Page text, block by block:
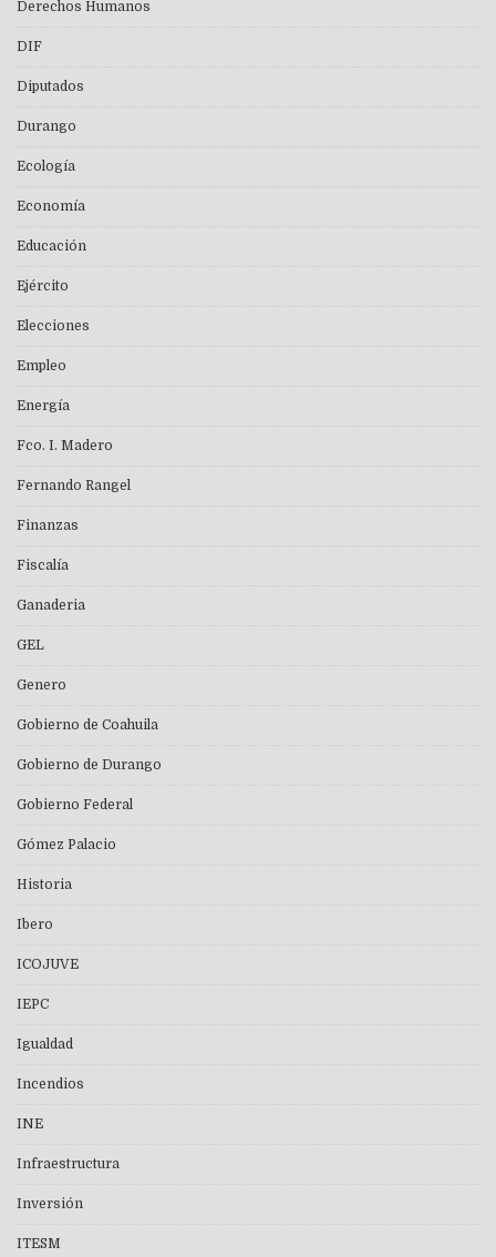
Derechos Humanos
DIF
Diputados
Durango
Ecología
Economía
Educación
Ejército
Elecciones
Empleo
Energía
Fco. I. Madero
Fernando Rangel
Finanzas
Fiscalía
Ganaderia
GEL
Genero
Gobierno de Coahuila
Gobierno de Durango
Gobierno Federal
Gómez Palacio
Historia
Ibero
ICOJUVE
IEPC
Igualdad
Incendios
INE
Infraestructura
Inversión
ITESM